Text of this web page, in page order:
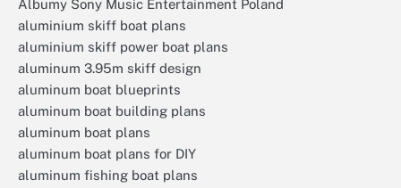
Albumy Sony Music Entertainment Poland
aluminium skiff boat plans
aluminium skiff power boat plans
aluminum 3.95m skiff design
aluminum boat blueprints
aluminum boat building plans
aluminum boat plans
aluminum boat plans for DIY
aluminum fishing boat plans